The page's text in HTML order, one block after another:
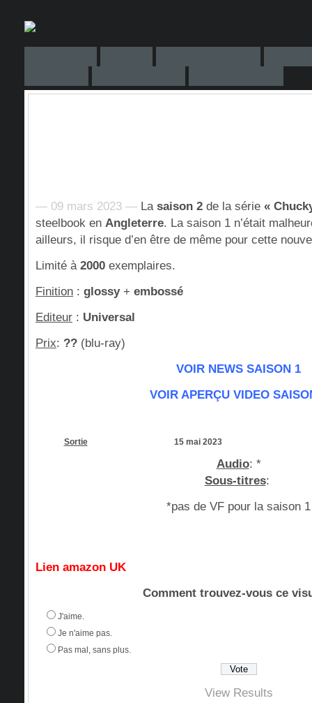
— 09 mars 2023 — Lasaison 2 de la série «
steelbook en Angleterre. La saison 1 n’était
ailleurs, il risque d’en être de même pour cette
Limité à2000 exemplaires.
Finition : glossy+ embossé
Editeur : Universal
Prix: ?? (blu-ray)
VOIR NEWS SAISON 1
VOIR APERÇU VIDEO
Sortie 15 mai 2023
Audio: *
Sous-titres:
*pas de VF pour la saison 1
Lien amazon UK
Comment trouvez-vous ce
J'aime.
Je n'aime pas.
Pas mal, sans plus.
View Results